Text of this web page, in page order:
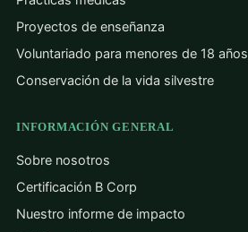
Proyectos de enseñanza
Voluntariado para menores de 18 años
Conservación de la vida silvestre
INFORMACIÓN GENERAL
Sobre nosotros
Certificación B Corp
Nuestro informe de impacto